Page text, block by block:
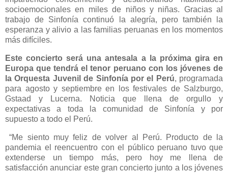
socioemocionales en miles de niños y niñas. Gracias al
trabajo de Sinfonía continuó la alegría, pero también la
esperanza y alivio a las familias peruanas en los momentos
más difíciles.
Este concierto será una antesala a la próxima gira en
Europa que tendrá el tenor peruano con los jóvenes de
la Orquesta Juvenil de Sinfonía por el Perú, programada
para agosto y septiembre en los festivales de Salzburgo,
Gstaad y Lucerna. Noticia que llena de orgullo y
expectativas a toda la comunidad de Sinfonía y por
supuesto a todo el Perú.
“Me siento muy feliz de volver al Perú. Producto de la
pandemia el reencuentro con el público peruano tuvo que
extenderse un tiempo más, pero hoy me llena de
satisfacción anunciar este gran concierto junto a los jóvenes